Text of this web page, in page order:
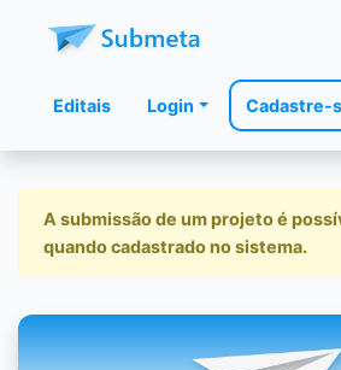
Editais Login Cadastre-
A submissão de um projeto é
quando cadastrado no sistema.